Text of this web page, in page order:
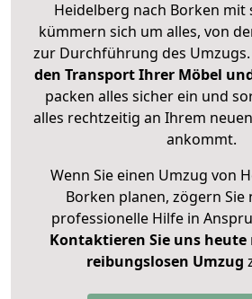
Heidelberg nach Borken mit
kümmern sich um alles, von
zur Durchführung des Umzugs.
den Transport Ihrer Möbel
packen alles sicher ein und
alles rechtzeitig an Ihrem
ankommt.
Wenn Sie einen Umzug von
Borken planen, zögern Sie
professionelle Hilfe in
Kontaktieren Sie uns heute
reibungslosen Umzug